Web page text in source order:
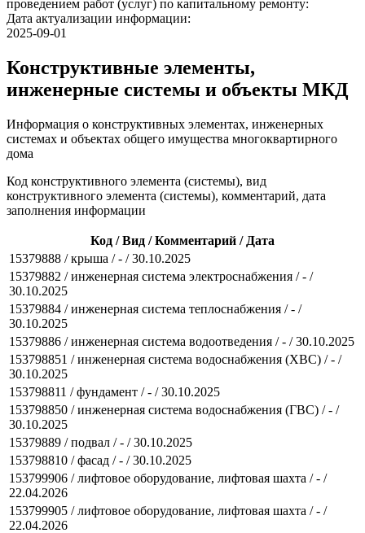
проведением работ (услуг) по капитальному ремонту:
Дата актуализации информации:
2025-09-01
Конструктивные элементы,
инженерные системы и объекты МКД
Информация о конструктивных элементах, инженерных
системах и объектах общего имущества многоквартирного
дома
Код конструктивного элемента (системы), вид
конструктивного элемента (системы), комментарий, дата
заполнения информации
Код / Вид / Комментарий / Дата
15379888 / крыша / - / 30.10.2025
15379882 / инженерная система электроснабжения / - /
30.10.2025
15379884 / инженерная система теплоснабжения / - /
30.10.2025
15379886 / инженерная система водоотведения / - / 30.10.2025
153798851 / инженерная система водоснабжения (ХВС) / - /
30.10.2025
153798811 / фундамент / - / 30.10.2025
153798850 / инженерная система водоснабжения (ГВС) / - /
30.10.2025
15379889 / подвал / - / 30.10.2025
153798810 / фасад / - / 30.10.2025
153799906 / лифтовое оборудование, лифтовая шахта / - /
22.04.2026
153799905 / лифтовое оборудование, лифтовая шахта / - /
22.04.2026